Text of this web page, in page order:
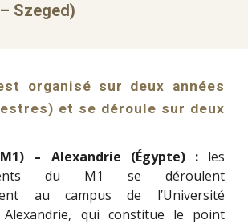
Szeged)
organisé sur deux années
et se déroule sur deux
– Alexandrie (Égypte) : les
du M1 se déroulent
au campus de l’Université
qui constitue le point